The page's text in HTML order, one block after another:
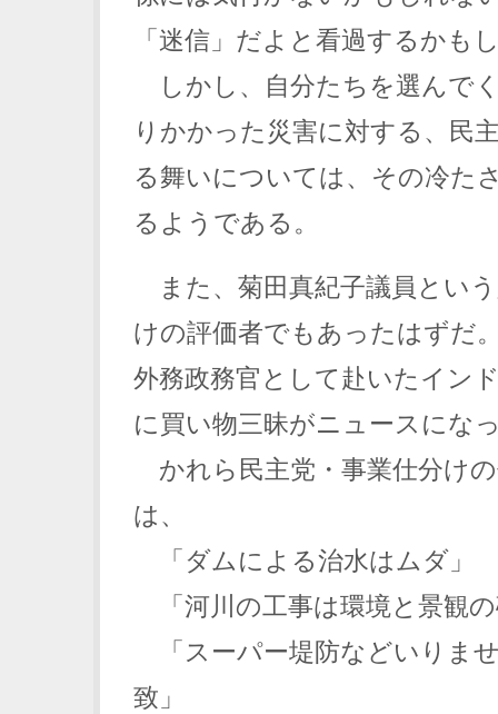
「迷信」だよと看過するかも
しかし、自分たちを選んで
りかかった災害に対する、民
る舞いについては、その冷た
るようである。
また、菊田真紀子議員とい
けの評価者でもあったはずだ
外務政務官として赴いたイン
に買い物三昧がニュースにな
かれら民主党・事業仕分け
は、
「ダムによる治水はムダ」
「河川の工事は環境と景観
「スーパー堤防などいりま
致」